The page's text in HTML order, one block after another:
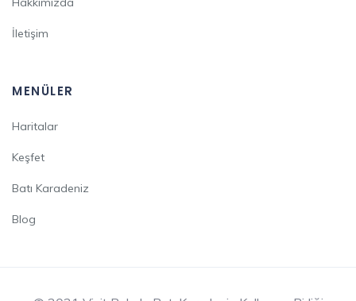
İletişim
MENÜLER
Haritalar
Keşfet
Batı Karadeniz
Blog